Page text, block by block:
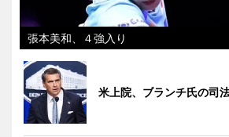
張本美和、４強入り
米上院、ブランチ氏の司